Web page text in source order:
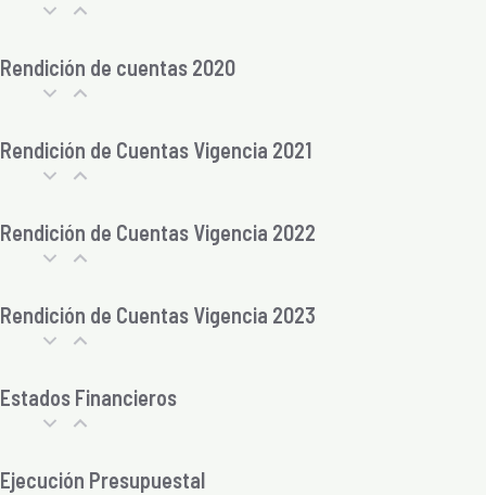
Rendición de cuentas 2020
Rendición de Cuentas Vigencia 2021
Rendición de Cuentas Vigencia 2022
Rendición de Cuentas Vigencia 2023
Estados Financieros
Ejecución Presupuestal